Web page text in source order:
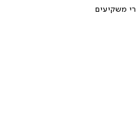
משקיעים